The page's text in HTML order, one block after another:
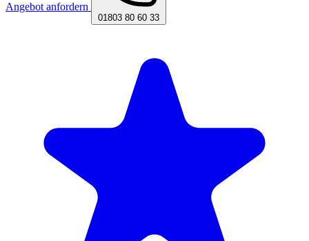
Angebot anfordern
01803 80 60 33